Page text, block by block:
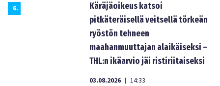
6.
Käräjäoikeus katsoi
pitkäteräisellä veitsellä törkeän
ryöstön tehneen
maahanmuuttajan alaikäiseksi –
THL:n ikäarvio jäi ristiriitaiseksi
03.08.2026 | 14:33